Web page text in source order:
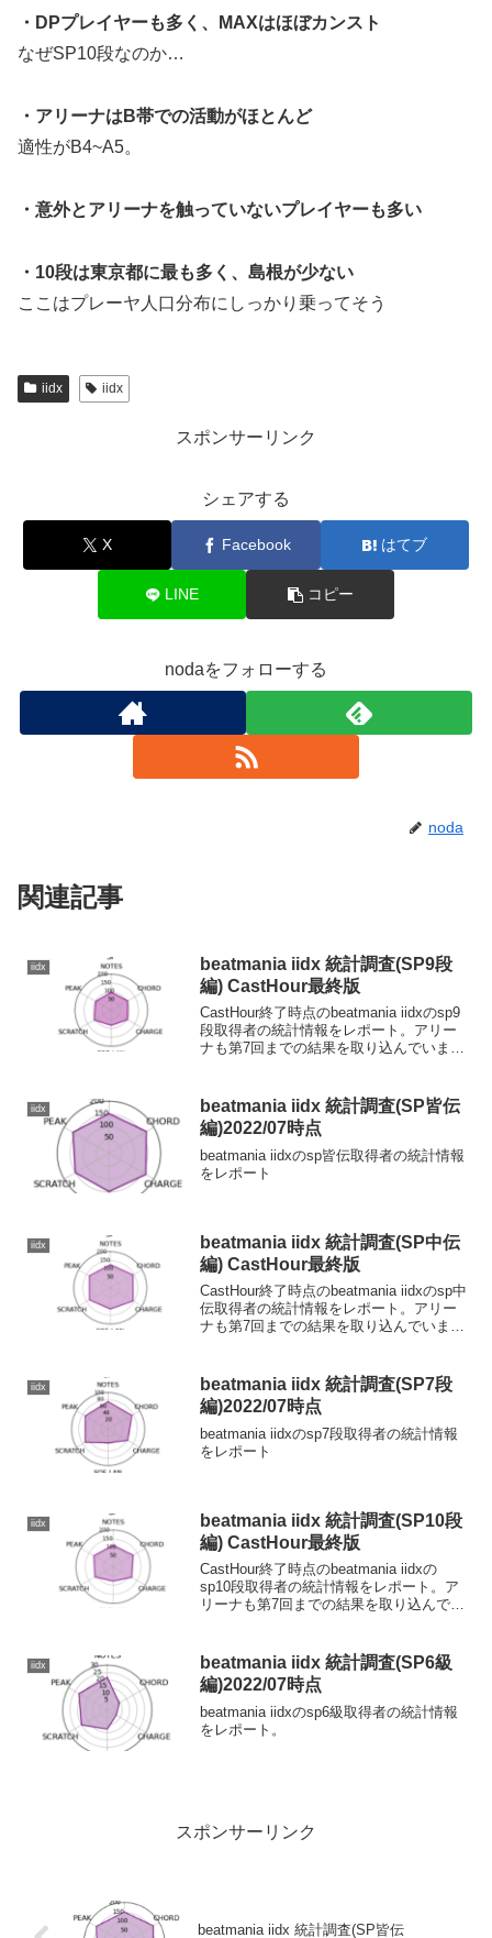
・DPプレイヤーも多く、MAXはほぼカンスト
なぜSP10段なのか…
・アリーナはB帯での活動がほとんど
適性がB4~A5。
・意外とアリーナを触っていないプレイヤーも多い
・10段は東京都に最も多く、島根が少ない
ここはプレーヤ人口分布にしっかり乗ってそう
iidx iidx
スポンサーリンク
シェアする
X Facebook はてブ
LINE コピー
nodaをフォローする
noda
関連記事
iidx
beatmania iidx 統計調査(SP9段
編) CastHour最終版
CastHour終了時点のbeatmania iidxのsp9
段取得者の統計情報をレポート。アリー
ナも第7回までの結果を取り込んでいま
iidx
beatmania iidx 統計調査(SP皆伝
編)2022/07時点
beatmania iidxのsp皆伝取得者の統計情報
をレポート
iidx
beatmania iidx 統計調査(SP中伝
編) CastHour最終版
CastHour終了時点のbeatmania iidxのsp中
伝取得者の統計情報をレポート。アリー
ナも第7回までの結果を取り込んでいま
iidx
beatmania iidx 統計調査(SP7段
編)2022/07時点
beatmania iidxのsp7段取得者の統計情報
をレポート
iidx
beatmania iidx 統計調査(SP10段
編) CastHour最終版
CastHour終了時点のbeatmania iidxの
sp10段取得者の統計情報をレポート。ア
リーナも第7回までの結果を取り込んでい
iidx
beatmania iidx 統計調査(SP6級
編)2022/07時点
beatmania iidxのsp6級取得者の統計情報
をレポート。
スポンサーリンク
beatmania iidx 統計調査(SP皆伝